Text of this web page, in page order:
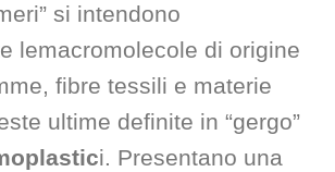
si intendono
lemacromolecole di origine
fibre tessili e materie
ultime definite in “gergo”
i. Presentano una